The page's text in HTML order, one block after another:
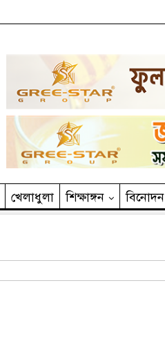
খেলাধুলা শিক্ষাঙ্গন বিনোদন